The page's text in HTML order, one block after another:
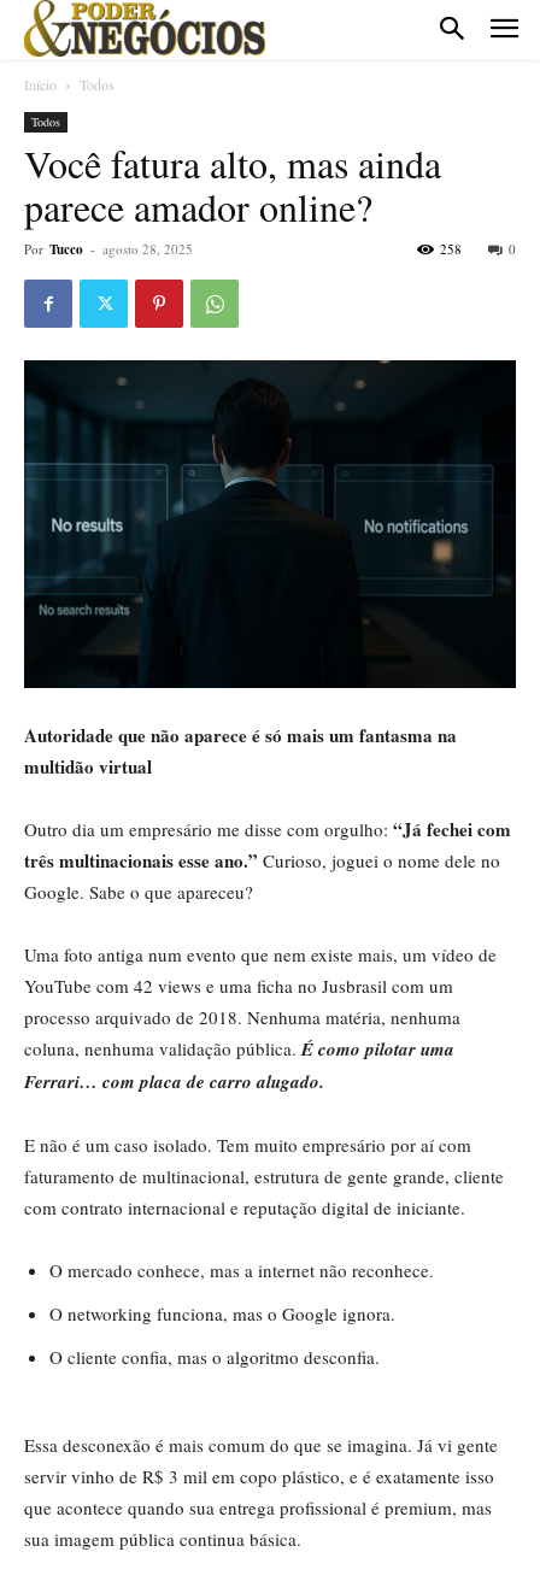
Início Todos
Todos
Você fatura alto, mas ainda
parece amador online?
Por Tucco - agosto 28, 2025 0
258
Autoridade que não aparece é só mais um fantasma na
multidão virtual
Outro dia um empresário me disse com orgulho: “Já fechei com
três multinacionais esse ano.” Curioso, joguei o nome dele no
Google. Sabe o que apareceu?
Uma foto antiga num evento que nem existe mais, um vídeo de
YouTube com 42 views e uma ficha no Jusbrasil com um
processo arquivado de 2018. Nenhuma matéria, nenhuma
coluna, nenhuma validação pública. É como pilotar uma
Ferrari… com placa de carro alugado.
E não é um caso isolado. Tem muito empresário por aí com
faturamento de multinacional, estrutura de gente grande, cliente
com contrato internacional e reputação digital de iniciante.
O mercado conhece, mas a internet não reconhece.
O networking funciona, mas o Google ignora.
O cliente confia, mas o algoritmo desconfia.
Essa desconexão é mais comum do que se imagina. Já vi gente
servir vinho de R$ 3 mil em copo plástico, e é exatamente isso
que acontece quando sua entrega profissional é premium, mas
sua imagem pública continua básica.